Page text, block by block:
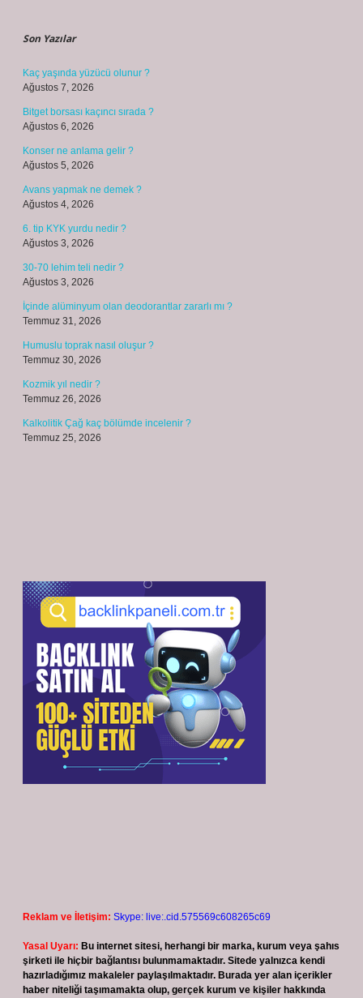
Son Yazılar
Kaç yaşında yüzücü olunur ?
Ağustos 7, 2026
Bitget borsası kaçıncı sırada ?
Ağustos 6, 2026
Konser ne anlama gelir ?
Ağustos 5, 2026
Avans yapmak ne demek ?
Ağustos 4, 2026
6. tip KYK yurdu nedir ?
Ağustos 3, 2026
30-70 lehim teli nedir ?
Ağustos 3, 2026
İçinde alüminyum olan deodorantlar zararlı mı ?
Temmuz 31, 2026
Humuslu toprak nasıl oluşur ?
Temmuz 30, 2026
Kozmik yıl nedir ?
Temmuz 26, 2026
Kalkolitik Çağ kaç bölümde incelenir ?
Temmuz 25, 2026
Reklam ve İletişim: Skype: live:.cid.575569c608265c69
Yasal Uyarı: Bu internet sitesi, herhangi bir marka, kurum veya şahıs
şirketi ile hiçbir bağlantısı bulunmamaktadır. Sitede yalnızca kendi
hazırladığımız makaleler paylaşılmaktadır. Burada yer alan içerikler
haber niteliği taşımamakta olup, gerçek kurum ve kişiler hakkında